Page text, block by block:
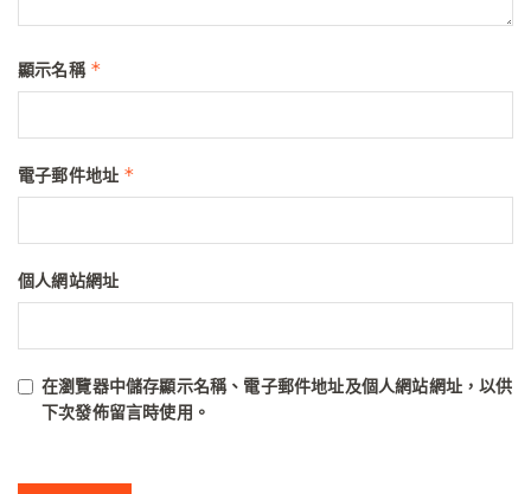
顯示名稱 *
電子郵件地址 *
個人網站網址
在瀏覽器中儲存顯示名稱、電子郵件地址及個人網站網址，以供
下次發佈留言時使用。